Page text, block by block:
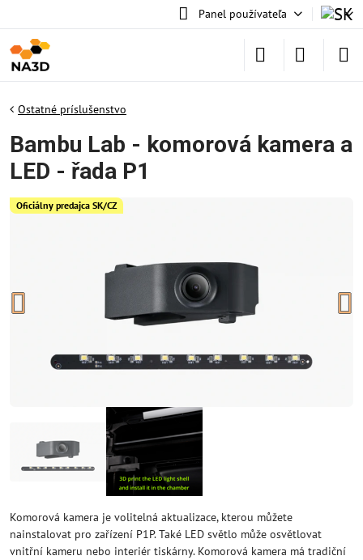
Panel používateľa
Oficiálny predajca SK/CZ
Ostatné príslušenstvo
Bambu Lab - komorová kamera a
LED - řada P1
Komorová kamera je volitelná aktualizace, kterou můžete
nainstalovat pro zařízení P1P. Také LED světlo může osvětlovat
vnitřní kameru nebo interiér tiskárny. Komorová kamera má tradiční